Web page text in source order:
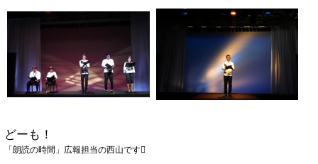
どーも！
「朗読の時間」広報担当の西山です󾆺